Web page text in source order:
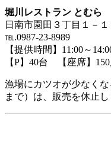
堀川レストラン とむら
日南市園田３丁目１－１
℡.0987-23-8989
【提供時間】11:00～
【P】40台 【座席】
漁場にカツオが少なくな
まで）は、販売を休止し